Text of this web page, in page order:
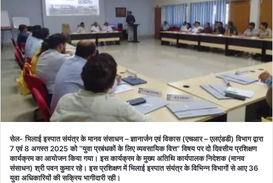
सेल- भिलाई इस्पात संयंत्र के मानव संसाधन – ज्ञानार्जन एवं विकास (एचआर – एलएंडडी) विभाग द्वारा
7 एवं 8 अगस्त 2025 को “युवा प्रबंधकों के लिए व्यवसायिक वित्त” विषय पर दो दिवसीय प्रशिक्षण
कार्यक्रम का आयोजन किया गया। इस कार्यक्रम के मुख्य अतिथि कार्यपालक निदेशक (मानव
संसाधन) श्री पवन कुमार रहे। इस प्रशिक्षण में भिलाई इस्पात संयंत्र के विभिन्न विभागों से आए 36
युवा अधिकारियों की सक्रिय भागीदारी रही।